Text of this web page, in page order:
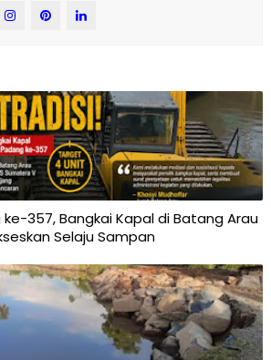
357, Bangkai Kapal di Batang Arau
Selaju Sampan